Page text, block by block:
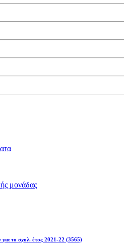
μονάδας
για το σχολ. έτος 2021-22 (3565)